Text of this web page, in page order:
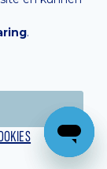
.